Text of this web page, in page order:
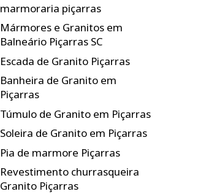
marmoraria piçarras
Mármores e Granitos em
Balneário Piçarras SC
Escada de Granito Piçarras
Banheira de Granito em
Piçarras
Túmulo de Granito em Piçarras
Soleira de Granito em Piçarras
Pia de marmore Piçarras
Revestimento churrasqueira
Granito Piçarras